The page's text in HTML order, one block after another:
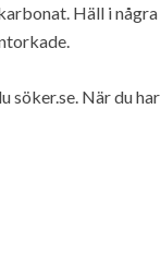
Häll i några
söker.se. När du har